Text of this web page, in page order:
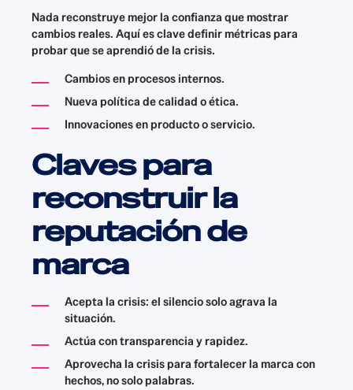
Nada reconstruye mejor la confianza que mostrar
cambios reales. Aquí es clave definir métricas para
probar que se aprendió de la crisis.
Cambios en procesos internos.
Nueva política de calidad o ética.
Innovaciones en producto o servicio.
Claves para
reconstruir la
reputación de
marca
Acepta la crisis: el silencio solo agrava la
situación.
Actúa con transparencia y rapidez.
Aprovecha la crisis para fortalecer la marca con
hechos, no solo palabras.